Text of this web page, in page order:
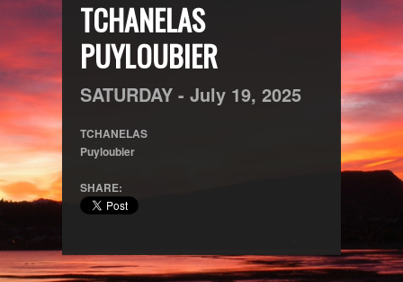
TCHANELAS
PUYLOUBIER
SATURDAY - July 19, 2025
TCHANELAS
Puyloubier
SHARE: